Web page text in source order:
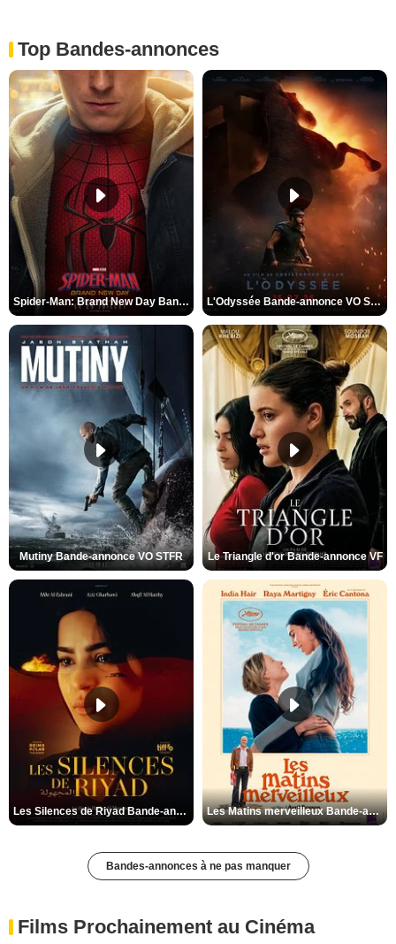
Top Bandes-annonces
Spider-Man: Brand New Day Bande-annonce VO STFR L'Odyssée Bande-annonce VO STFR
Mutiny Bande-annonce VO STFR Le Triangle d'or Bande-annonce VF
Les Silences de Riyad Bande-annonce VO STFR Les Matins merveilleux Bande-annonce VF
Bandes-annonces à ne pas manquer
Films Prochainement au Cinéma